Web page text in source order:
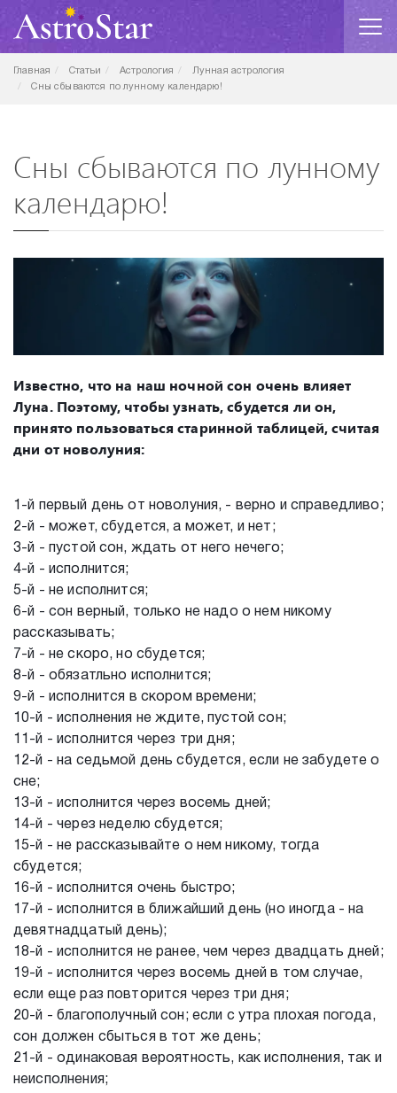
Главная Статьи Астрология
Лунная астрология
Сны сбываются по лунному календарю!
Сны сбываются по лунному
календарю!
Известно, что на наш ночной сон очень влияет
Луна. Поэтому, чтобы узнать, сбудется ли он,
принято пользоваться старинной таблицей, считая
дни от новолуния:
1-й первый день от новолуния, - верно и справедливо;
2-й - может, сбудется, а может, и нет;
3-й - пустой сон, ждать от него нечего;
4-й - исполнится;
5-й - не исполнится;
6-й - сон верный, только не надо о нем никому
рассказывать;
7-й - не скоро, но сбудется;
8-й - обязатльно исполнится;
9-й - исполнится в скором времени;
10-й - исполнения не ждите, пустой сон;
11-й - исполнится через три дня;
12-й - на седьмой день сбудется, если не забудете о
сне;
13-й - исполнится через восемь дней;
14-й - через неделю сбудется;
15-й - не рассказывайте о нем никому, тогда
сбудется;
16-й - исполнится очень быстро;
17-й - исполнится в ближайший день (но иногда - на
девятнадцатый день);
18-й - исполнится не ранее, чем через двадцать дней;
19-й - исполнится через восемь дней в том случае,
если еще раз повторится через три дня;
20-й - благополучный сон; если с утра плохая погода,
сон должен сбыться в тот же день;
21-й - одинаковая вероятность, как исполнения, так и
неисполнения;